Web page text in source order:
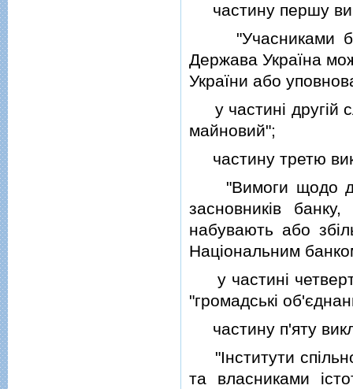
частину першу
"Учасниками
Держава Україна
України або
у частинi другiй
майновий";
частину третю
"Вимоги щодо
засновникiв
набувають або
Нацiональним
у частинi
"громадськi
частину п'яту
"Iнститути
та власниками